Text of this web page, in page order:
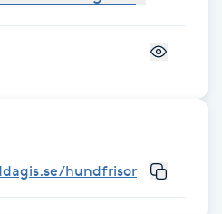
hundfrisor